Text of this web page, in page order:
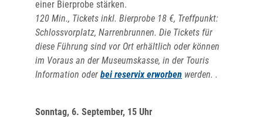
einer Bierprobe stärken.
120 Min., Tickets inkl. Bierprobe 18 €, Treffpunkt:
Schlossvorplatz, Narrenbrunnen. Die Tickets für
diese Führung sind vor Ort erhältlich oder können
im Voraus an der Museumskasse, in der Touris
Information oder bei reservix erworben werden. .
Sonntag, 6. September, 15 Uhr